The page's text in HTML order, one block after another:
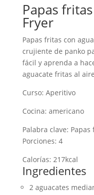
Papas
Fryer
Papas fritas con
crujiente de panko
fácil y aprenda a
aguacate fritas al aire
Curso: Aperitivo
Cocina: americano
Palabra clave: Papas
Porciones: 4
Calorías: 217kcal
Ingredientes
2 aguacates